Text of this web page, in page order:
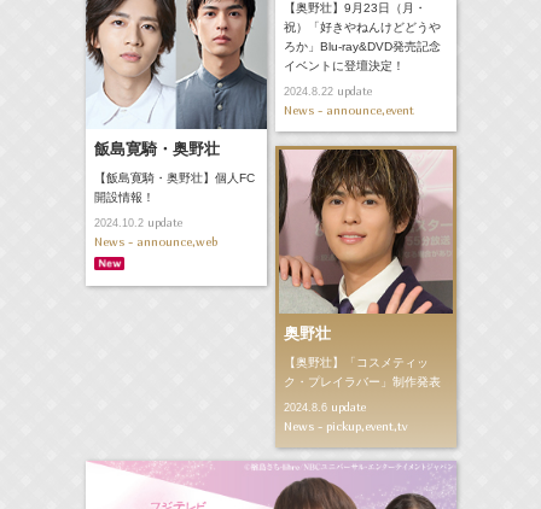
飯島寛騎・奥野壮
【飯島寛騎・奥野壮】個人FC
開設情報！
2024.10.2update
News - announce,web
【奥野壮】9月23日（月・
祝）「好きやねんけどどうや
ろか」Blu-ray&DVD発売記念
イベントに登壇決定！
2024.8.22update
News - announce,event
奥野壮
【奥野壮】「コスメティッ
ク・プレイラバー」制作発表
2024.8.6update
News - pickup,event,tv